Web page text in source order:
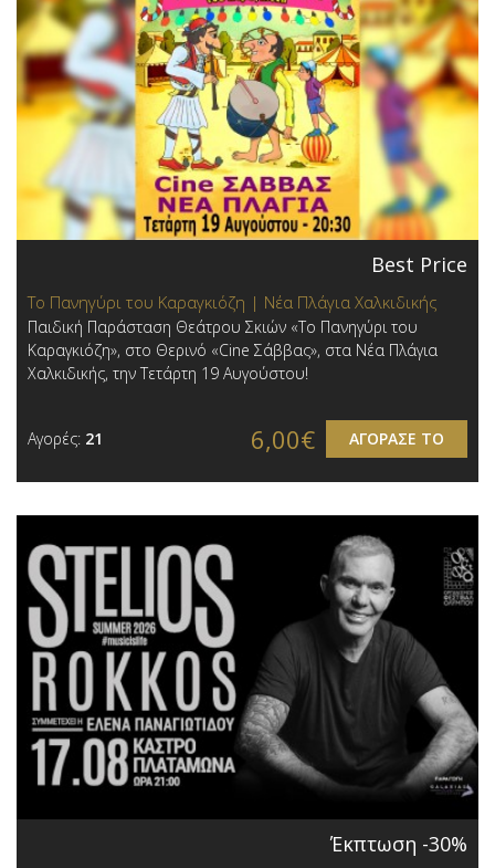
Best Price
Το Πανηγύρι του Καραγκιόζη | Νέα Πλάγια Χαλκιδικής
Παιδική Παράσταση Θεάτρου Σκιών «Το Πανηγύρι του
Καραγκιόζη», στο Θερινό «Cine Σάββας», στα Νέα Πλάγια
Χαλκιδικής, την Τετάρτη 19 Αυγούστου!
Αγορές: 21 ΑΓΟΡΑΣΕ ΤΟ
6,00€
Έκπτωση -30%